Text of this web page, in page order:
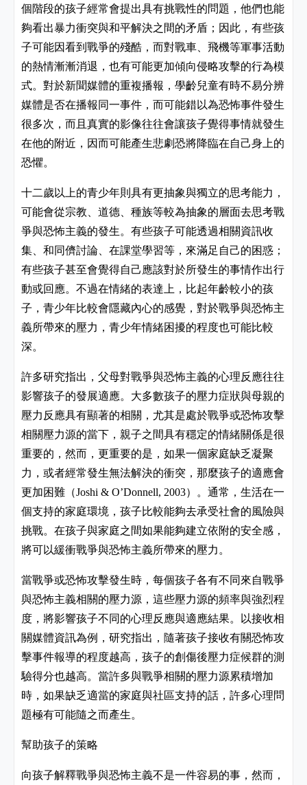
個階段的孩子經常會提出具有挑戰性的問題，他們也能
夠看出暴力衝突與和平解決之間的矛盾；因此，有些孩
子可能因看到戰爭的殘酷，而對戰車、飛機等軍事活動
的熱情漸漸消退，也有可能更加傾向侵略攻擊的行為模
式。對於新聞媒體的重複播報，學齡兒童有時不易分辨
媒體是否在播報同一事件，而可能錯以為恐怖事件發生
很多次，而且真實的影像往往會讓孩子覺得事情就發生
在他的附近，因而可能產生悲劇恐將降臨在自己身上的
恐懼。
十二歲以上的青少年則具有更抽象與獨立的思考能力，
可能會從宗教、道德、種族等較為抽象的層面去思考戰
爭與恐怖主義的發生。有些孩子可能透過相關資訊收
集、和同儕討論、在課堂學習等，來滿足自己的困惑；
有些孩子甚至會覺得自己應該對於所發生的事情作出行
動或回應。不過在情緒的表達上，比起年齡較小的孩
子，青少年比較會隱藏內心的感覺，對於戰爭與恐怖主
義所帶來的壓力，青少年情緒困擾的程度也可能比較
深。
許多研究指出，父母對戰爭與恐怖主義的心理反應往往
影響孩子的發展適應。大多數孩子的壓力症狀與母親的
壓力反應具有顯著的相關，尤其是處於戰爭或恐怖攻擊
相關壓力源的當下，親子之間具有穩定的情緒關係是很
重要的，然而，更重要的是，如果一個家庭缺乏凝聚
力，或者經常發生無法解決的衝突，那麼孩子的適應會
更加困難（Joshi & O’Donnell, 2003）。通常，生活在一
個支持的家庭環境，孩子比較能夠去承受社會的風險與
挑戰。在孩子與家庭之間如果能夠建立依附的安全感，
將可以緩衝戰爭與恐怖主義所帶來的壓力。
當戰爭或恐怖攻擊發生時，每個孩子各有不同來自戰爭
與恐怖主義相關的壓力源，這些壓力源的頻率與強烈程
度，將影響孩子不同的心理反應與適應結果。以接收相
關媒體資訊為例，研究指出，隨著孩子接收有關恐怖攻
擊事件報導的程度越高，孩子的創傷後壓力症候群的測
驗得分也越高。當許多與戰爭相關的壓力源累積增加
時，如果缺乏適當的家庭與社區支持的話，許多心理問
題極有可能隨之而產生。
幫助孩子的策略
向孩子解釋戰爭與恐怖主義不是一件容易的事，然而，